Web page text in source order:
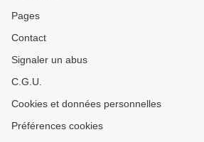
Pages
Contact
Signaler un abus
C.G.U.
Cookies et données personnelles
Préférences cookies